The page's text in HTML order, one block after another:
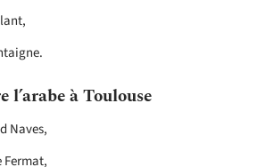
l’arabe à Toulouse
Naves,
Fermat,